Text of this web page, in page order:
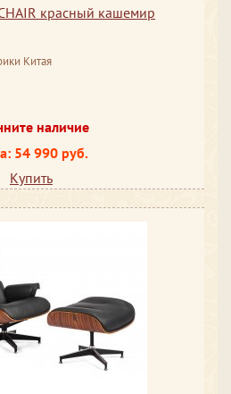
красный кашемир
Китая
наличие
54 990 руб.
Купить